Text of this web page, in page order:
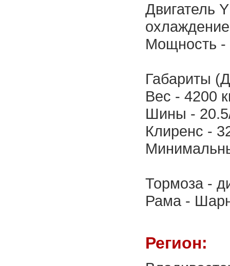
Двигатель
Мощность -
Габариты
Вес - 4200
Шины -
Клиренс -
Тормоза -
Рама -
Регион: